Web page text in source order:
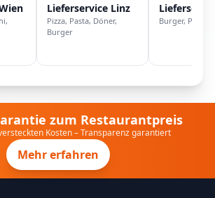
Lieferservice Linz
Pizza, Pasta, Döner,
Burger
Burger, Pizza,
zum Restaurantpreis
Kosten – Transparenz garantiert
Mehr erfahren